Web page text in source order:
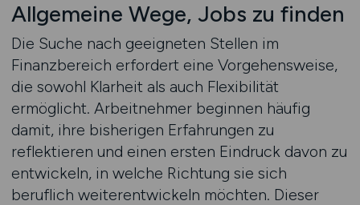
Allgemeine Wege, Jobs zu finden
Die Suche nach geeigneten Stellen im
Finanzbereich erfordert eine Vorgehensweise,
die sowohl Klarheit als auch Flexibilität
ermöglicht. Arbeitnehmer beginnen häufig
damit, ihre bisherigen Erfahrungen zu
reflektieren und einen ersten Eindruck davon zu
entwickeln, in welche Richtung sie sich
beruflich weiterentwickeln möchten. Dieser